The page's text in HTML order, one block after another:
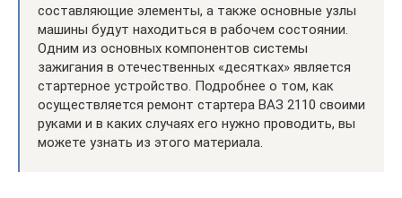
составляющие элементы, а также основные узлы
машины будут находиться в рабочем состоянии.
Одним из основных компонентов системы
зажигания в отечественных «десятках» является
стартерное устройство. Подробнее о том, как
осуществляется ремонт стартера ВАЗ 2110 своими
руками и в каких случаях его нужно проводить, вы
можете узнать из этого материала.